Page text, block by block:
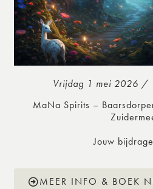
Vrijdag 1 mei 2026 /
MaNa Spirits –
Jouw
MEER INFO & BOEK